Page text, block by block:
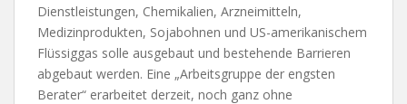
Dienstleistungen, Chemikalien, Arzneimitteln,
Medizinprodukten, Sojabohnen und US-amerikanischem
Flüssiggas solle ausgebaut und bestehende Barrieren
abgebaut werden. Eine „Arbeitsgruppe der engsten
Berater“ erarbeitet derzeit, noch ganz ohne